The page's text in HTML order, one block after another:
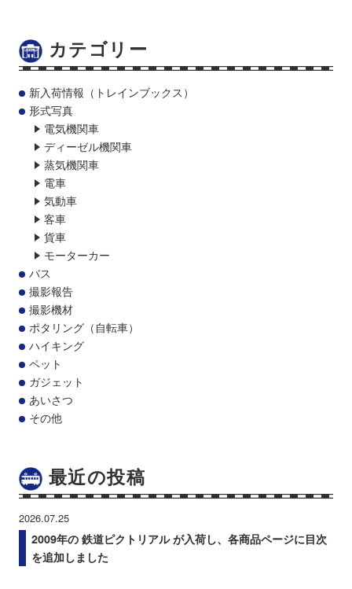
カテゴリー
新入荷情報（トレインブックス）
形式写真
電気機関車
ディーゼル機関車
蒸気機関車
電車
気動車
客車
貨車
モーターカー
バス
撮影報告
撮影機材
ポタリング（自転車）
ハイキング
ペット
ガジェット
あいさつ
その他
最近の投稿
2026.07.25
2009年の 鉄道ピクトリアル が入荷し、各商品ページに目次
を追加しました